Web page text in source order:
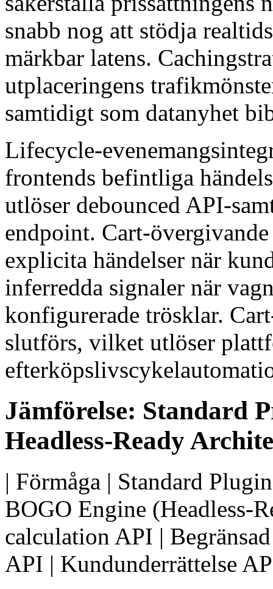
snabb nog att stödja
märkbar latens.
utplaceringens
samtidigt som datanyhet
Lifecycle-
frontends befintliga
utlöser debounced API-
endpoint. Cart-
explicita händelser när
inferredda signaler när
konfigurerade trösklar.
slutförs, vilket utlöser
Jämförelse: Standard
Headless-Ready
| Förmåga | Standard
BOGO Engine (Headless-
calculation API |
API | Kundunderrättelse